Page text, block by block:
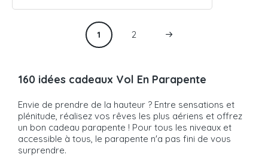
1 2
160 idées cadeaux Vol En Parapente
Envie de prendre de la hauteur ? Entre sensations et
plénitude, réalisez vos rêves les plus aériens et offrez
un bon cadeau parapente ! Pour tous les niveaux et
accessible à tous, le parapente n'a pas fini de vous
surprendre.